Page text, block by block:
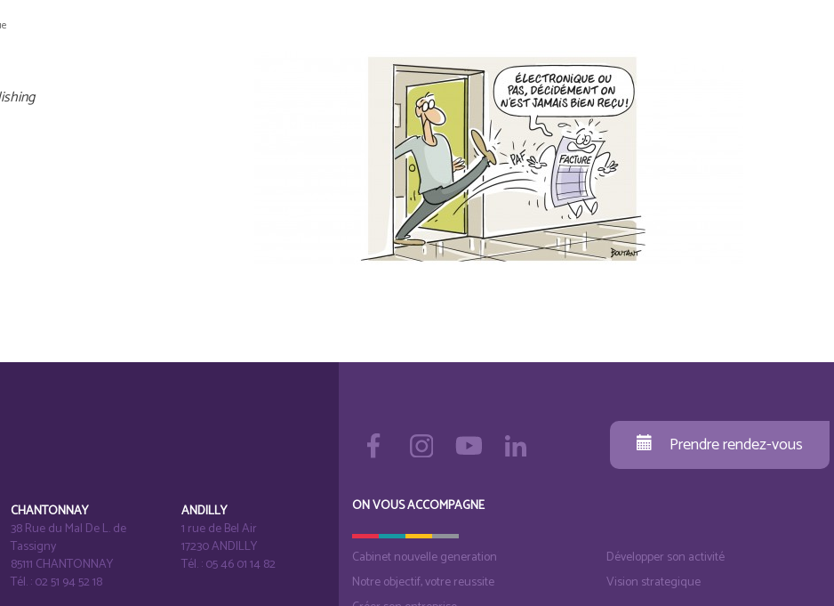
CHANTONNAY
38 Rue du Mal De L. de
Tassigny
85111 CHANTONNAY
Tél. : 02 51 94 52 18
ANDILLY
1 rue de Bel Air
17230 ANDILLY
Tél. : 05 46 01 14 82
Prendre rendez-vous
ON VOUS ACCOMPAGNE
Cabinet nouvelle generation
Notre objectif, votre reussite
Développer son activité
Vision strategique